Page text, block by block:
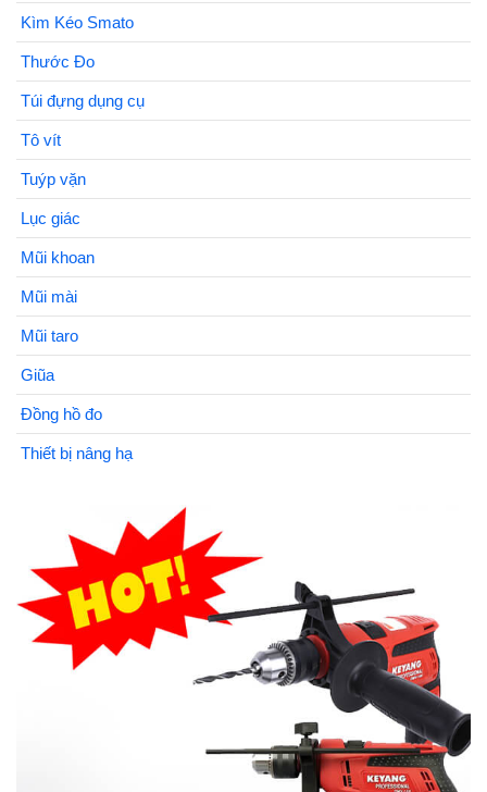
Kìm Kéo Smato
Thước Đo
Túi đựng dụng cụ
Tô vít
Tuýp vặn
Lục giác
Mũi khoan
Mũi mài
Mũi taro
Giũa
Đồng hồ đo
Thiết bị nâng hạ